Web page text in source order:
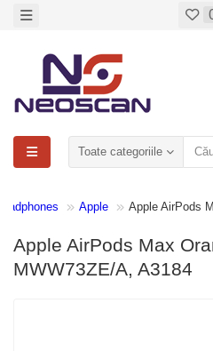
Toate categoriile
Apple Apple AirPods
Apple AirPods Max
MWW73ZE/A, A3184